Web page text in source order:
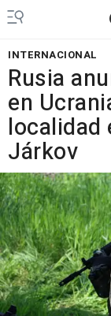
INTERNACIONAL
Rusia
en
localidad
Járkov